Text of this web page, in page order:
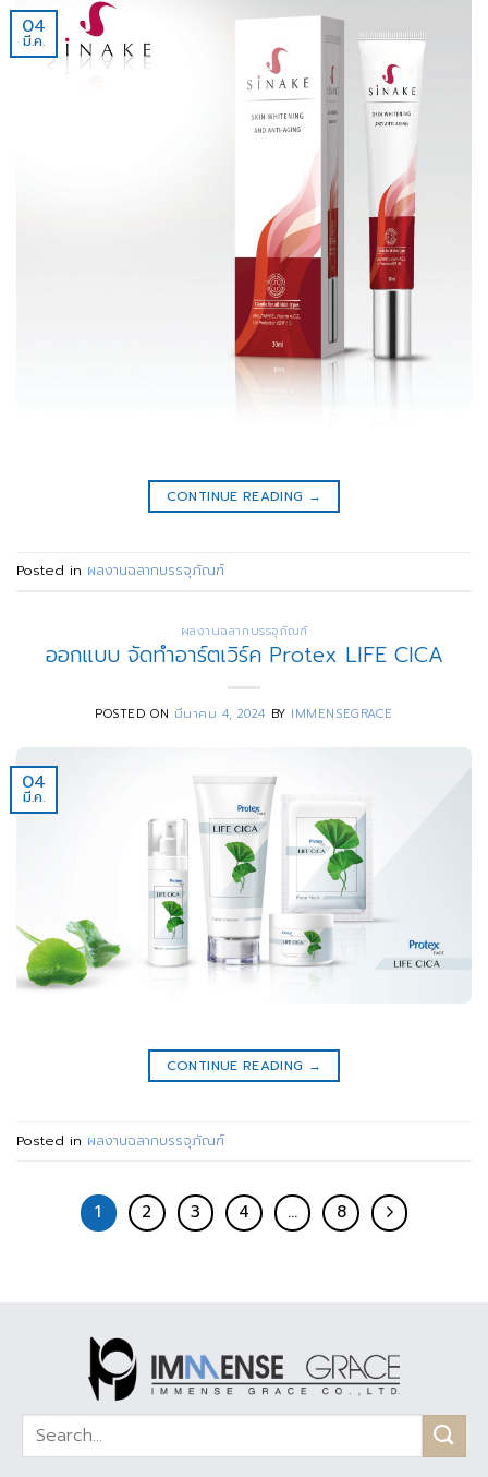
04
มี.ค.
CONTINUE READING →
Posted in ผลงานฉลากบรรจุภัณฑ์
ผลงานฉลากบรรจุภัณฑ์
ออกแบบ จัดทำอาร์ตเวิร์ค Protex LIFE CICA
POSTED ON มีนาคม 4, 2024 BY IMMENSEGRACE
04
มี.ค.
CONTINUE READING →
Posted in ผลงานฉลากบรรจุภัณฑ์
1 2 3 4 … 8